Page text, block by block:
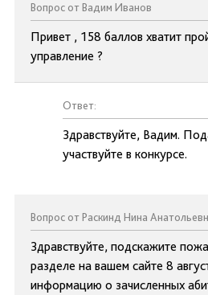
Вопрос от Вадим Иванов
Привет , 158 баллов хватит
управление ?
Ответ:
Здравствуйте, Вадим.
участвуйте в конкурсе.
Вопрос от Раскинд Нина
Здравствуйте, подскажите
разделе на вашем сайте 8
информацию о зачисленных